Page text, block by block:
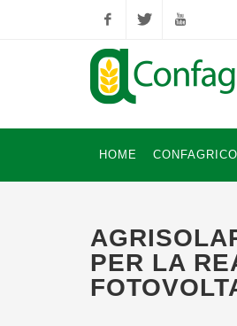
FacebookTwitter YouTube
HOME
PER LA